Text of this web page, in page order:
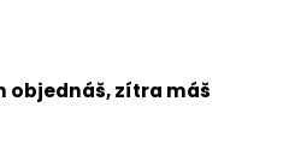
objednáš, zítra máš